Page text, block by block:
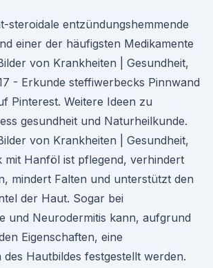
steroidale entzündungshemmende
einer der häufigsten Medikamente
von Krankheiten | Gesundheit,
- Erkunde steffiwerbecks Pinnwand
Pinterest. Weitere Ideen zu
gesundheit und Naturheilkunde.
von Krankheiten | Gesundheit,
mit Hanföl ist pflegend, verhindert
mindert Falten und unterstützt den
der Haut. Sogar bei
und Neurodermitis kann, aufgrund
Eigenschaften, eine
Hautbildes festgestellt werden.